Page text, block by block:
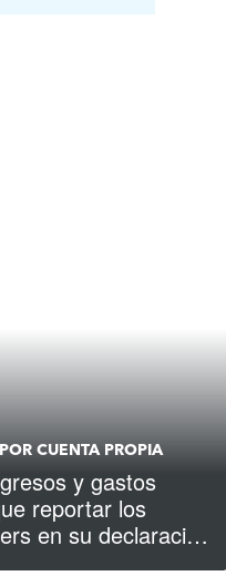
CUENTA PROPIA
y gastos
reportar los
en su declaración